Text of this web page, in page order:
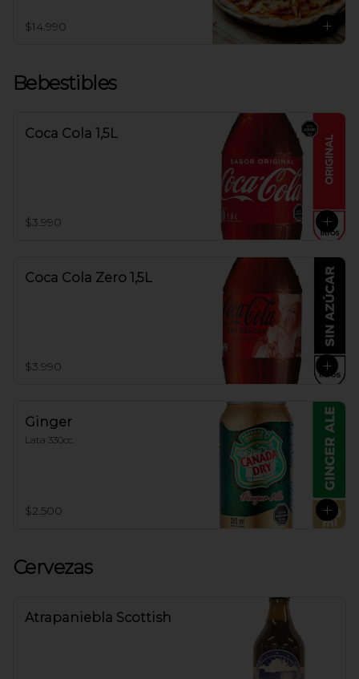
$14.990
Bebestibles
Coca Cola 1,5L
$3.990
Coca Cola Zero 1,5L
$3.990
Ginger
Lata 330cc.
$2.500
Cervezas
Atrapaniebla Scottish